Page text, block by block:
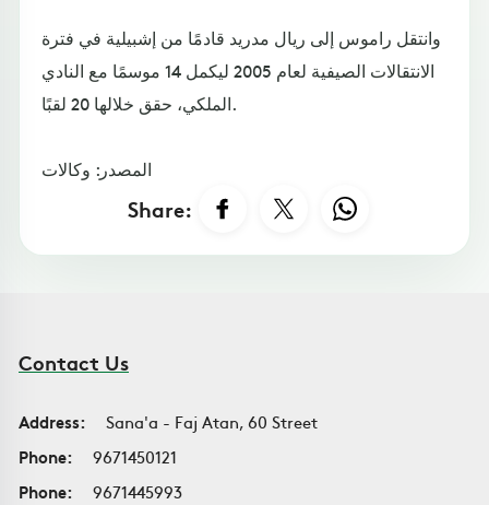
وانتقل راموس إلى ريال مدريد قادمًا من إشبيلية في فترة
الانتقالات الصيفية لعام 2005 ليكمل 14 موسمًا مع النادي
الملكي، حقق خلالها 20 لقبًا.
المصدر: وكالات
Share:
Contact Us
Address:
Sana'a - Faj Atan, 60 Street
Phone:
9671450121
Phone:
9671445993